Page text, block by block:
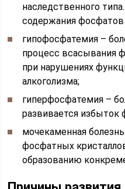
наследственного
содержания фосфатов
гипофосфатемия –
процесс всасывания
при нарушениях
алкоголизма;
гиперфосфатемия –
развивается избыток
мочекаменная
фосфатных
образованию